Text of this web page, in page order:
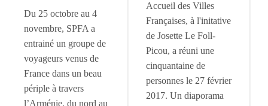
Du 25 octobre au 4
novembre, SPFA a
entrainé un groupe de
voyageurs venus de
France dans un beau
périple à travers
l’Arménie, du nord au
Accueil des Villes
Françaises, à l'initative
de Josette Le Foll-
Picou, a réuni une
cinquantaine de
personnes le 27 février
2017. Un diaporama